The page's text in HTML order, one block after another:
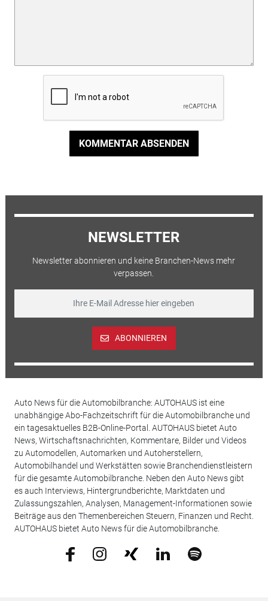
KOMMENTAR ABSENDEN
NEWSLETTER
Newsletter abonnieren und keine Branchen-News mehr
verpassen.
ABONNIEREN
Auto News für die Automobilbranche: AUTOHAUS ist eine
unabhängige Abo-Fachzeitschrift für die Automobilbranche und
ein tagesaktuelles B2B-Online-Portal. AUTOHAUS bietet Auto
News, Wirtschaftsnachrichten, Kommentare, Bilder und Videos
zu Automodellen, Automarken und Autoherstellern,
Automobilhandel und Werkstätten sowie Branchendienstleistern
für die gesamte Automobilbranche. Neben den Auto News gibt
es auch Interviews, Hintergrundberichte, Marktdaten und
Zulassungszahlen, Analysen, Management-Informationen sowie
Beiträge aus den Themenbereichen Steuern, Finanzen und Recht.
AUTOHAUS bietet Auto News für die Automobilbranche.